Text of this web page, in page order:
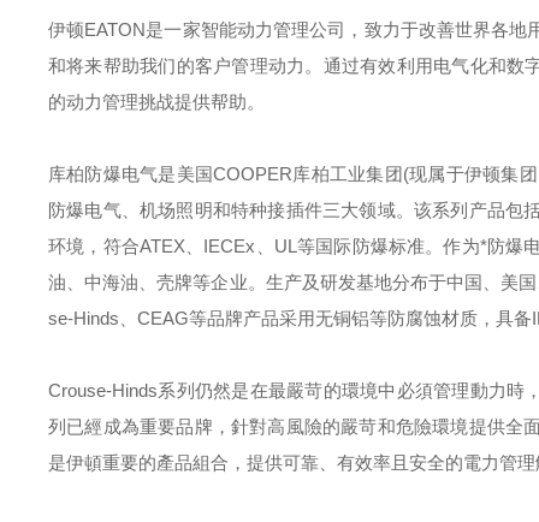
伊顿EATON是一家智能动力管理公司，致力于改善世界各
和将来帮助我们的客户管理动力。通过有效利用电气化和
的动力管理挑战提供帮助。
库柏防爆电气是美国COOPER库柏工业集团(现属于伊顿集
防爆电气、机场照明和特种接插件三大领域。该系列产品包
环境，符合ATEX IECEx UL 等国际防爆标准。作为*防爆
油、中海油、壳牌等企业。生产及研发基地分布于中国、美
se-Hinds
CEAG等品牌产品采用无铜铝等防腐蚀材质，具备
Crouse-Hinds系列仍然是在最嚴苛的環境中必須管理動力時
列已經成為重要品牌，針對高風險的嚴苛和危險環境提供全
是伊頓重要的產品組合，提供可靠、有效率且安全的電力管